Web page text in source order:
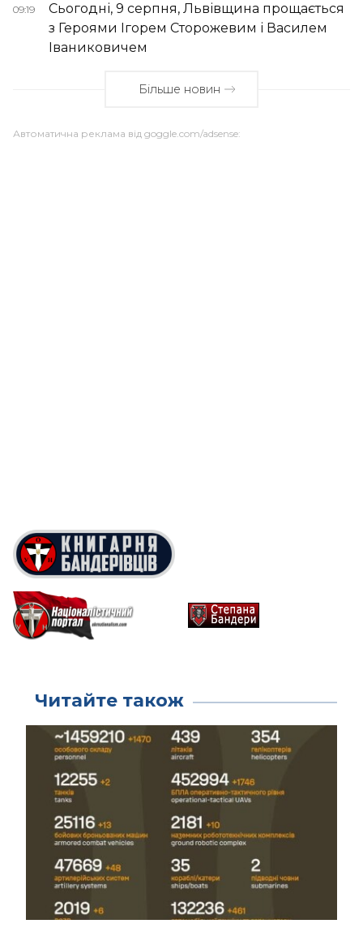
09:19
Сьогодні, 9 серпня, Львівщина прощається
з Героями Ігорем Сторожевим і Василем
Іваниковичем
Більше новин
Автоматична реклама від goggle.com/adsense:
Читайте також